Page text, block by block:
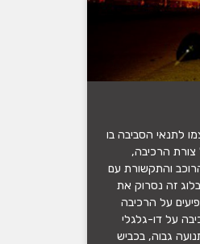
לתנאי הסביבה בו
צורת הרכיבה,
והתקשורת עם
זה נסרוק את
על הרכיבה
על דו-גלגלי
גבוה, בכביש